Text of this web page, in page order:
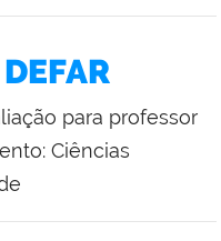
para professor
Ciências